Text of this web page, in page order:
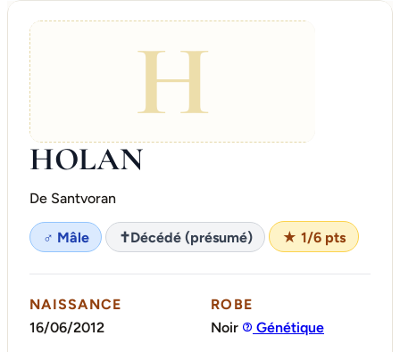
H
HOLAN
De Santvoran
♂ Mâle ✝Décédé (présumé) ★ 1/6 pts
NAISSANCE
16/06/2012
ROBE
Noir
Génétique